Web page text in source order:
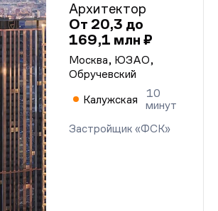
Архитектор
От 20,3 до
169,1 млн ₽
Москва, ЮЗАО,
Обручевский
Калужская
10
минут
Застройщик «ФСК»